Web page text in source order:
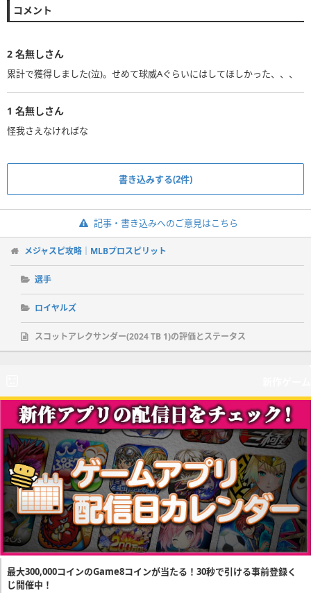
コメント
2 名無しさん
累計で獲得しました(泣)。せめて球威Aぐらいにはしてほしかった、、、
1 名無しさん
怪我さえなければな
書き込みする(2件)
記事・書き込みへのご意見はこちら
メジャスピ攻略｜MLBプロスピリット
選手
ロイヤルズ
スコットアレクサンダー(2024 TB 1)の評価とステータス
最大300,000コインのGame8コインが当たる！30秒で引ける事前登録く
じ開催中！